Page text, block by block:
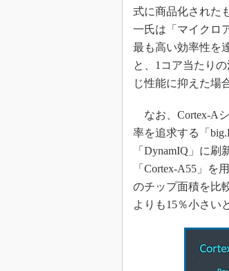
式に商品化された
一氏は「マイクロ
最も高い効率性を
と、1コア当たり
じ性能に抑えた場
なお、Cortex-A
率を追求する「
「DynamIQ」に
「Cortex-A55」
のチップ面積を比
よりも15％小さい